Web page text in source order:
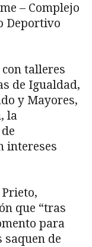
– Complejo
Deportivo
talleres
de Igualdad,
y Mayores,
la
intereses
que “tras
para
saquen de